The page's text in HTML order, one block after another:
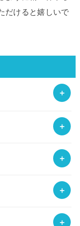
だけると嬉しいで